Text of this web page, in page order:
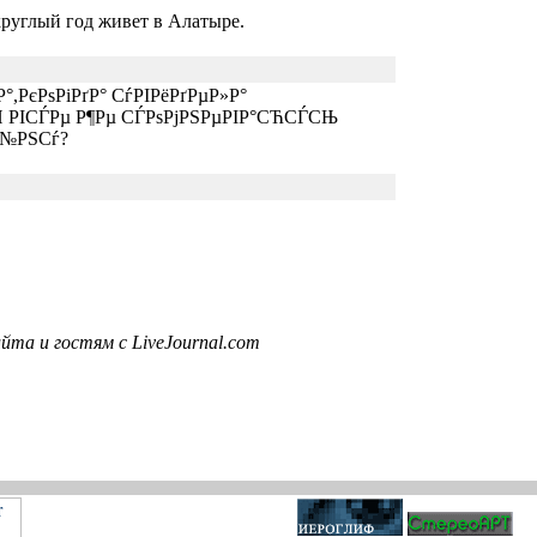
год живет в Алатыре.
СѓРІРёРґРµР»Р°
РІСЃРµ Р¶Рµ СЃРѕРјРЅРµРІР°СЋСЃСЊ
и гостям с LiveJournal.com